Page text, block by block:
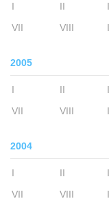
I II
VII
VIII
2005
I II
VII
VIII
2004
I II
VII
VIII